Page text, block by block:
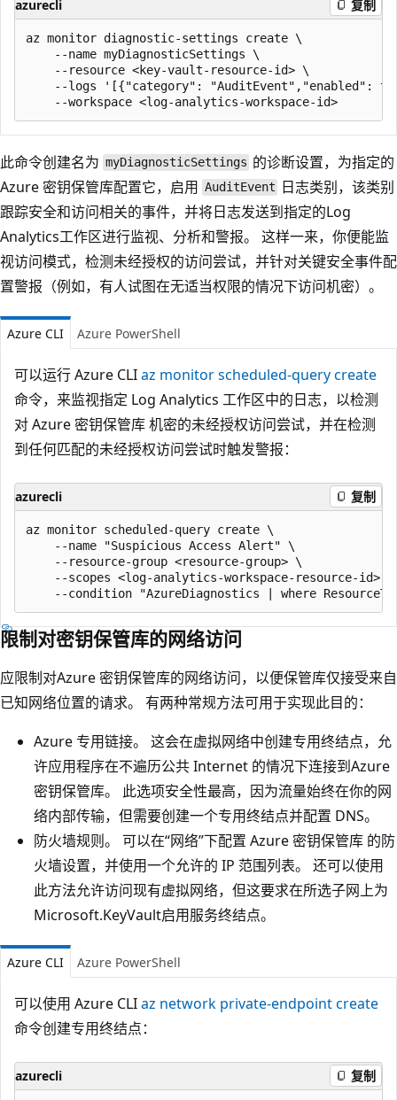
azurecli 复制
az monitor diagnostic-settings create \
    --name myDiagnosticSettings \
    --resource <key-vault-resource-id> \
--logs '[{"category": "AuditEvent","enabled":
此命令创建名为 myDiagnosticSettings 的诊断设置，为指定的
Azure 密钥保管库配置它，启用 AuditEvent 日志类别，该类别
跟踪安全和访问相关的事件，并将日志发送到指定的Log
Analytics工作区进行监视、分析和警报。 这样一来，你便能监
视访问模式，检测未经授权的访问尝试，并针对关键安全事件配
置警报（例如，有人试图在无适当权限的情况下访问机密）。
Azure CLI Azure PowerShell
可以运行 Azure CLIaz monitor scheduled-query create
命令，来监视指定 Log Analytics 工作区中的日志，以检测
对 Azure 密钥保管库 机密的未经授权访问尝试，并在检测
到任何匹配的未经授权访问尝试时触发警报：
azurecli 复制
az monitor scheduled-query create \
    --name "Suspicious Access Alert" \
    --resource-group <resource-group> \
    --scopes <log-analytics-workspace-resource-id> \
限制对密钥保管库的网络访问
应限制对Azure 密钥保管库的网络访问，以便保管库仅接受来自
已知网络位置的请求。 有两种常规方法可用于实现此目的：
Azure 专用链接。 这会在虚拟网络中创建专用终结点，允
许应用程序在不遍历公共 Internet 的情况下连接到Azure
密钥保管库。 此选项安全性最高，因为流量始终在你的网
络内部传输，但需要创建一个专用终结点并配置 DNS。
防火墙规则。 可以在“网络”下配置 Azure 密钥保管库 的防
火墙设置，并使用一个允许的 IP 范围列表。 还可以使用
此方法允许访问现有虚拟网络，但这要求在所选子网上为
Microsoft.KeyVault启用服务终结点。
Azure CLI Azure PowerShell
可以使用 Azure CLIaz network private-endpoint create
命令创建专用终结点：
azurecli 复制